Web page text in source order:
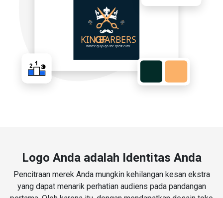
Logo Anda adalah Identitas Anda
Pencitraan merek Anda mungkin kehilangan kesan ekstra
yang dapat menarik perhatian audiens pada pandangan